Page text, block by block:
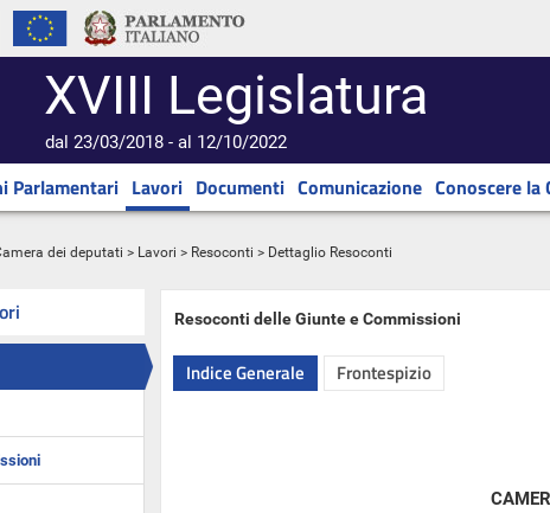
XVIII Legislatura
dal 23/03/2018 - al 12/10/2022
Parlamentari Lavori Documenti Comunicazione Conoscere la
dei deputati > Lavori > Resoconti > Dettaglio Resoconti
Resoconti delle Giunte e Commissioni
Indice Generale Frontespizio